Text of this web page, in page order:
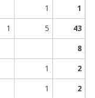
1 1
1 5 43
8
1 2
1 2